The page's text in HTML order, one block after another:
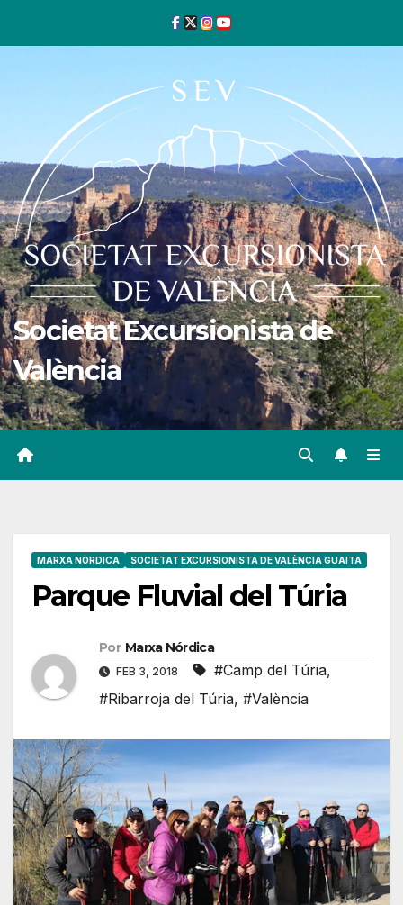
Societat Excursionista de
València
MARXA NÒRDICA SOCIETAT EXCURSIONISTA DE VALÈNCIA GUAITA
Parque Fluvial del Túria
Por Marxa Nórdica
FEB 3, 2018 #Camp del Túria,
#Ribarroja del Túria, #València